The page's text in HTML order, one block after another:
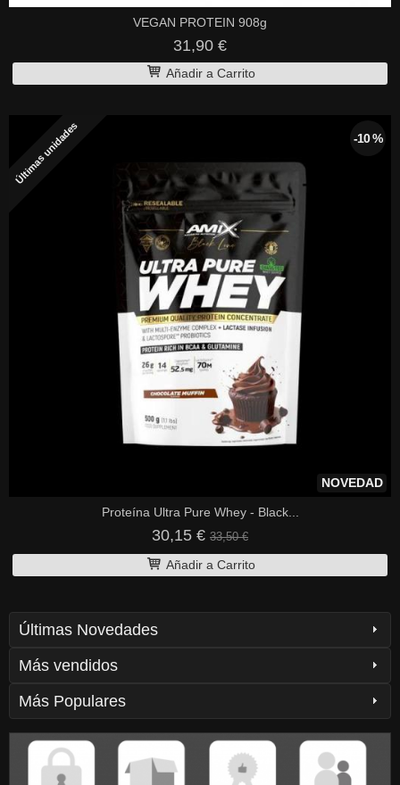
VEGAN PROTEIN 908g
31,90 €
Añadir a Carrito
Últimas unidades
NOVEDAD
-10 %
Proteína Ultra Pure Whey - Black...
30,15 € 33,50 €
Añadir a Carrito
Últimas Novedades
Más vendidos
Más Populares